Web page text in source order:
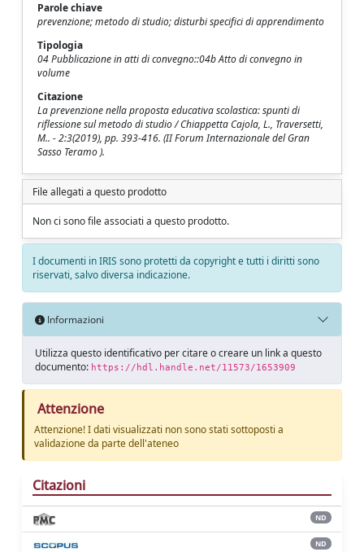
Parole chiave
prevenzione; metodo di studio; disturbi specifici di apprendimento
Tipologia
04 Pubblicazione in atti di convegno::04b Atto di convegno in
volume
Citazione
La prevenzione nella proposta educativa scolastica: spunti di
riflessione sul metodo di studio / Chiappetta Cajola, L., Traversetti,
M.. - 2:3(2019), pp. 393-416. (II Forum Internazionale del Gran
Sasso Teramo ).
File allegati a questo prodotto
Non ci sono file associati a questo prodotto.
I documenti in IRIS sono protetti da copyright e tutti i diritti sono
riservati, salvo diversa indicazione.
Informazioni
Utilizza questo identificativo per citare o creare un link a questo
documento: https://hdl.handle.net/11573/1653909
Attenzione
Attenzione! I dati visualizzati non sono stati sottoposti a
validazione da parte dell'ateneo
Citazioni
ND
ND